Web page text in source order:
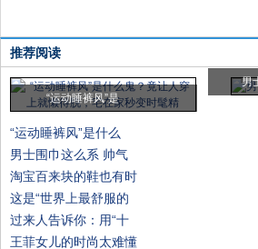
推荐阅读
“运动睡裤风”是
男
“运动睡裤风”是什么
男士围巾这么系 帅气
淘宝百来块的鞋也有时
这是“世界上最舒服的
过来人告诉你：用“十
王菲女儿的时尚太难懂